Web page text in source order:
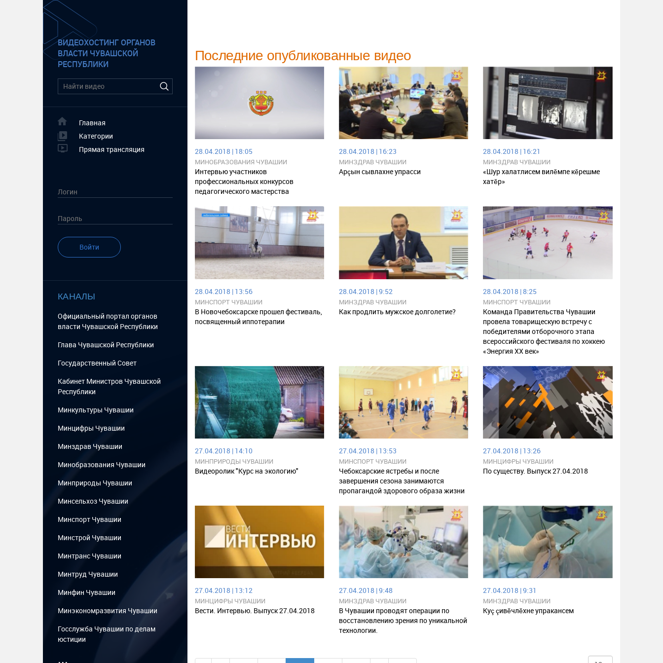
ВИДЕОХОСТИНГ ОРГАНОВ
ВЛАСТИ ЧУВАШСКОЙ
РЕСПУБЛИКИ
Главная
Категории
Прямая трансляция
Войти
КАНАЛЫ
Официальный портал органов
власти Чувашской Республики
Глава Чувашской Республики
Государственный Cовет
Кабинет Министров Чувашской
Республики
Минкультуры Чувашии
Минцифры Чувашии
Минздрав Чувашии
Минобразования Чувашии
Минприроды Чувашии
Минсельхоз Чувашии
Минспорт Чувашии
Минстрой Чувашии
Минтранс Чувашии
Минтруд Чувашии
Минфин Чувашии
Минэкономразвития Чувашии
Госслужба Чувашии по делам
юстиции
...
Последние опубликованные видео
28.04.2018 | 18:05
МИНОБРАЗОВАНИЯ ЧУВАШИИ
Интервью участников
профессиональных конкурсов
педагогического мастерства
28.04.2018 | 16:23
МИНЗДРАВ ЧУВАШИИ
Арçын сывлахне упрасси
28.04.2018 | 16:21
МИНЗДРАВ ЧУВАШИИ
«Шур халатлисем вилĕмпе кĕрешме
хатĕр»
28.04.2018 | 13:56
МИНСПОРТ ЧУВАШИИ
В Новочебоксарске прошел фестиваль,
посвященный иппотерапии
28.04.2018 | 9:52
МИНЗДРАВ ЧУВАШИИ
Как продлить мужское долголетие?
28.04.2018 | 8:25
МИНСПОРТ ЧУВАШИИ
Команда Правительства Чувашии
провела товарищескую встречу с
победителями отборочного этапа
всероссийского фестиваля по хоккею
«Энергия XX век»
27.04.2018 | 14:10
МИНПРИРОДЫ ЧУВАШИИ
Видеоролик "Курс на экологию"
27.04.2018 | 13:53
МИНСПОРТ ЧУВАШИИ
Чебоксарские ястребы и после
завершения сезона занимаются
пропагандой здорового образа жизни
27.04.2018 | 13:26
МИНЦИФРЫ ЧУВАШИИ
По существу. Выпуск 27.04.2018
27.04.2018 | 13:12
МИНЦИФРЫ ЧУВАШИИ
Вести. Интервью. Выпуск 27.04.2018
27.04.2018 | 9:48
МИНЗДРАВ ЧУВАШИИ
В Чувашии проводят операции по
восстановлению зрения по уникальной
технологии.
27.04.2018 | 9:31
МИНЗДРАВ ЧУВАШИИ
Куç çивĕчлĕхне упракансем